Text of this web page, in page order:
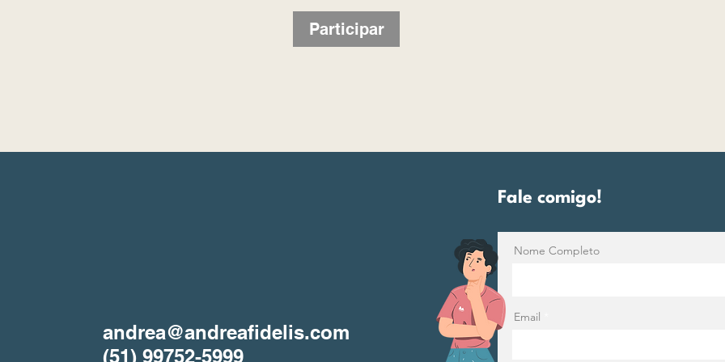
Participar
andrea@andreafidelis.com
(51) 99752-5999
Fale comigo!
Nome Completo
Email